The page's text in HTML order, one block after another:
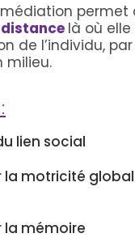
médiation permet
là où
de l’individu,
milieu.
lien social
la motricité
la mémoire